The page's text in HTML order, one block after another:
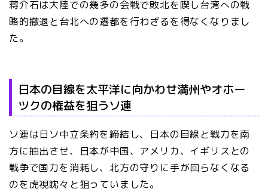
蒋介石は大陸での幾多の会戦で敗北を喫し台湾への戦
略的撤退と台北への遷都を行わざるを得なくなりまし
た。
日本の目線を太平洋に向かわせ満州やオホー
ツクの権益を狙うソ連
ソ連は日ソ中立条約を締結し、日本の目線と戦力を南
方に抽出させ、日本が中国、アメリカ、イギリスとの
戦争で国力を消耗し、北方の守りに手が回らなくなる
のを虎視眈々と狙っていました。